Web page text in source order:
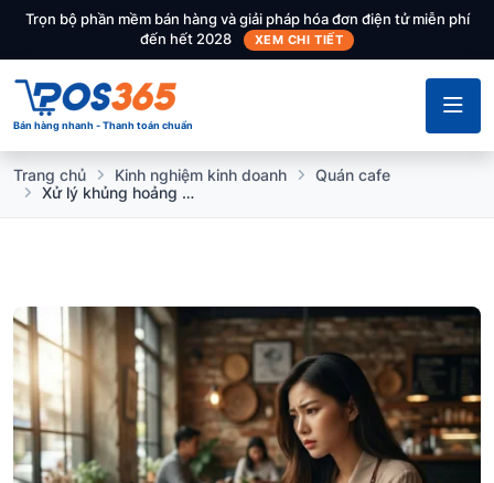
Trọn bộ phần mềm bán hàng và giải pháp hóa đơn điện tử miễn phí
đến hết 2028
XEM CHI TIẾT
Bán hàng nhanh - Thanh toán chuẩn
Trang chủ Kinh nghiệm kinh doanh
Quán cafe
Xử lý khủng hoảng truyền thông quán Cafe khi bị bóc phốt